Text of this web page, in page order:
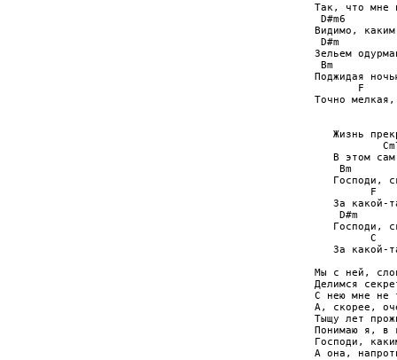
Так, что мне
D#m6
Видимо,
D#m
Зельем
Bm
Поджидая
F
Точно
Жизнь
В этом
Bm
Господи,
F
За какой-
D#m
Господи,
C
За какой-
Мы с ней,
Делимся
С нею мне не
А, скорее,
Тыщу лет
Понимаю я, в
Господи,
А она,